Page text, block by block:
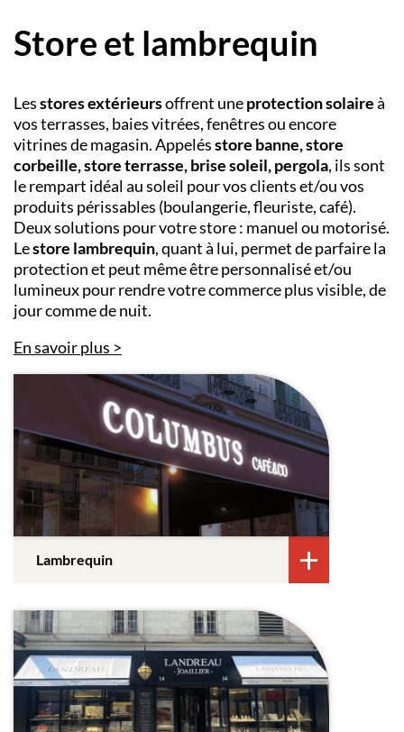
Store et lambrequin
Lesstores extérieursoffrent uneprotection solaireà
vos terrasses, baies vitrées, fenêtres ou encore
vitrines de magasin. Appelésstore banne, store
corbeille, store terrasse, brise soleil, pergola, ils sont
le rempart idéal au soleil pour vos clients et/ou vos
produits périssables (boulangerie, fleuriste, café).
Deux solutions pour votre store : manuel ou motorisé.
Lestore lambrequin, quant à lui, permet de parfaire la
protection et peut même être personnalisé et/ou
lumineux pour rendre votre commerce plus visible, de
jour comme de nuit.
En savoir plus
Lambrequin